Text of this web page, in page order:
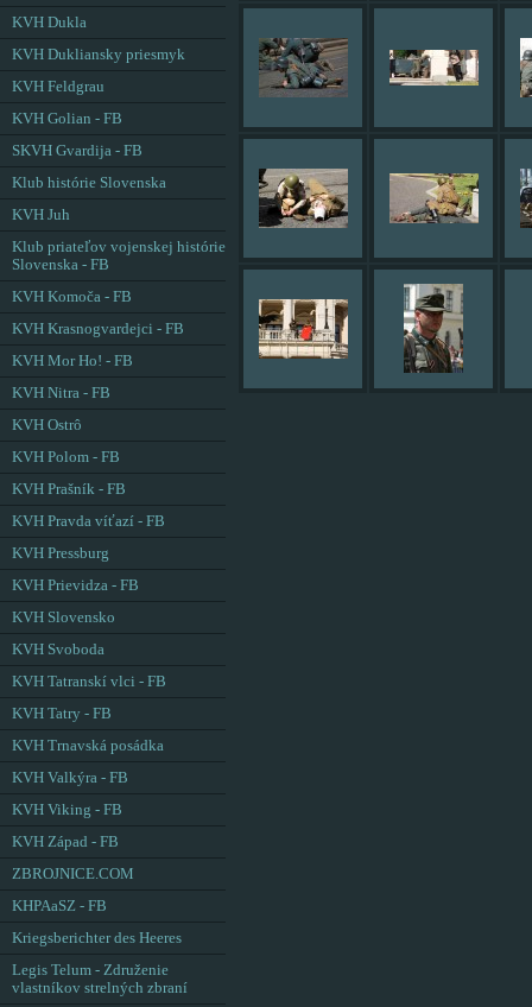
KVH Dukla
KVH Dukliansky priesmyk
KVH Feldgrau
KVH Golian - FB
SKVH Gvardija - FB
Klub histórie Slovenska
KVH Juh
Klub priateľov vojenskej histórie
Slovenska - FB
KVH Komoča - FB
KVH Krasnogvardejci - FB
KVH Mor Ho! - FB
KVH Nitra - FB
KVH Ostrô
KVH Polom - FB
KVH Prašník - FB
KVH Pravda víťazí - FB
KVH Pressburg
KVH Prievidza - FB
KVH Slovensko
KVH Svoboda
KVH Tatranskí vlci - FB
KVH Tatry - FB
KVH Trnavská posádka
KVH Valkýra - FB
KVH Viking - FB
KVH Západ - FB
ZBROJNICE.COM
KHPAaSZ - FB
Kriegsberichter des Heeres
Legis Telum - Združenie
vlastníkov strelných zbraní